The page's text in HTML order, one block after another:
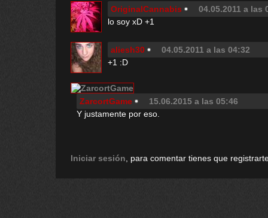
OriginalCannabis
04.05.2011 a las
lo soy xD +1
aliesh30
04.05.2011 a las 04:32
+1 :D
ZarcortGame
15.06.2015 a las 05:46
Y justamente por eso.
Iniciar sesión , para comentar tienes que